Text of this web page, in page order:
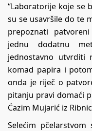
“Laboratorije koje se
su se usavršile do te
prepoznati
jednu dodatnu
jednostavno utvrditi
komad papira i
onda je riječ o
pitanju pravi domaći
Ćazim Mujarić iz
Selećim